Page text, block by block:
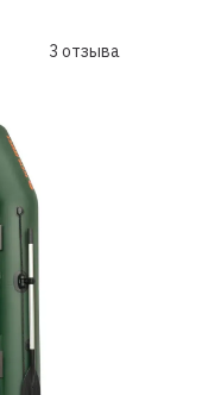
3 отзыва